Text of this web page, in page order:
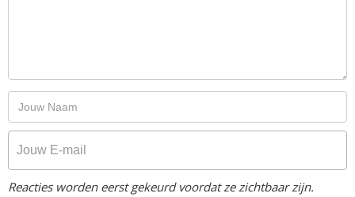
Reacties worden eerst gekeurd voordat ze zichtbaar zijn.